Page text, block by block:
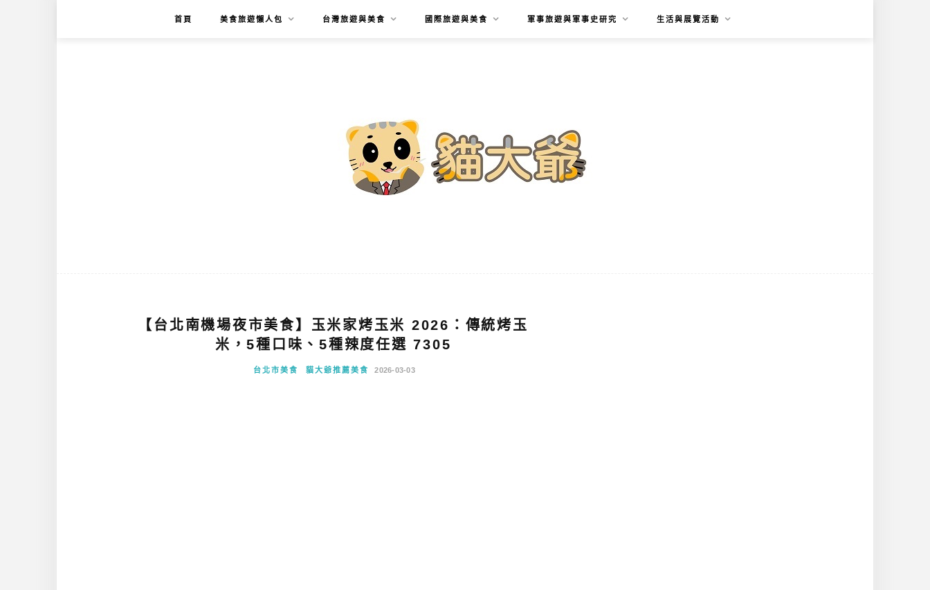
首頁 美食旅遊懶人包 台灣旅遊與美食 國際旅遊與美食 軍事旅遊與軍事史研究 生活與展覽活動
【台北南機場夜市美食】玉米家烤玉米 2026：傳統烤玉
米，5種口味、5種辣度任選 7305
台北市美食 貓大爺推薦美食 2026-03-03